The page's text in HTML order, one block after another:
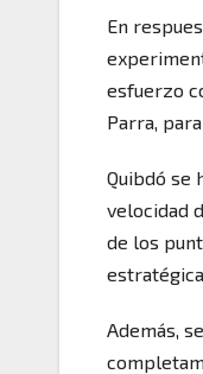
En
esfuerzo
Parra,
Quibdó se
velocidad
de los
Además,